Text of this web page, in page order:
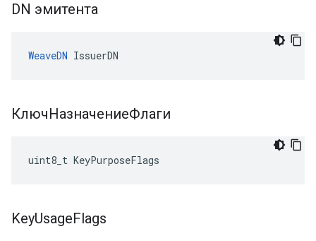
DN эмитента
WeaveDN IssuerDN
КлючНазначениеФлаги
uint8_t KeyPurposeFlags
KeyUsageFlags